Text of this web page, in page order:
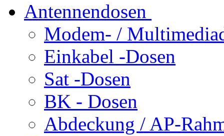
Antennendosen
Modem- /
Einkabel -Dosen
Sat -Dosen
BK - Dosen
Abdeckung / AP-